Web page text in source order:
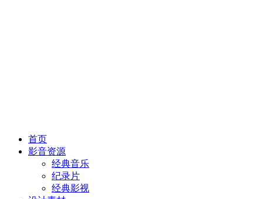
首页
影音资源
经典音乐
纪录片
经典影视